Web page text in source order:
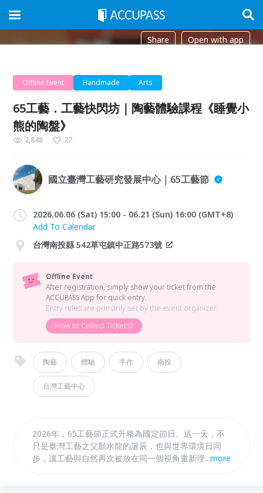
Share Open with app
Offline Event Handmade Arts
65工藝．工藝快閃坊｜陶藝體驗課程《睡覺小
熊的陶盤》
2,848 27
國立臺灣工藝研究發展中心｜65工藝節
2026.06.06 (Sat) 15:00 - 06.21 (Sun) 16:00 (GMT+8)
Add To Calendar
台灣南投縣 542草屯鎮中正路573號
Offline Event
After registration, simply show your ticket from the
ACCUPASS App for quick entry.
Entry rules are primarily set by the event organizer.
How to Collect Tickets?
陶藝 體驗 手作 南投
台灣工藝中心
2026年，65工藝節正式升格為國定節日。這一天，不
只是臺灣工藝之父顏水龍的誕辰，也與世界環境日同
步，讓工藝與自然再次被放在同一個視角重新理解。
...more